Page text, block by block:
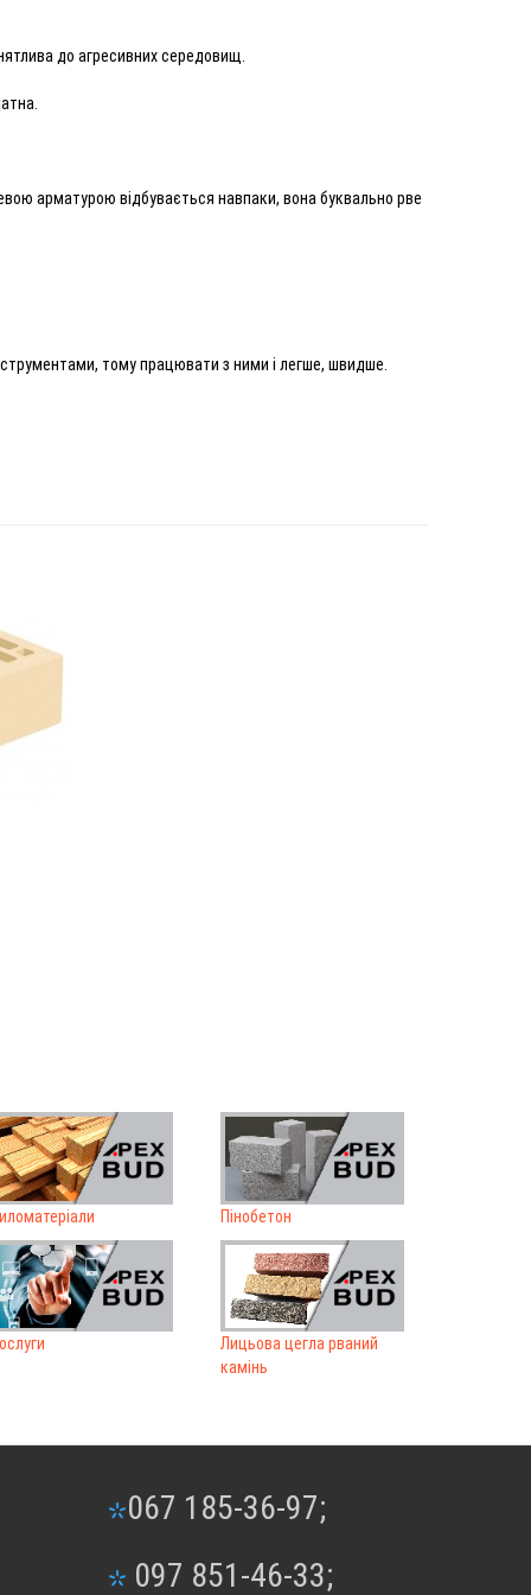
до агресивних середовищ.
арматурою відбувається навпаки, вона буквально рве
тому працювати з ними і легше, швидше.
Пінобетон
Лицьова цегла рваний
камінь
067 185-36-97;
097 851-46-33;